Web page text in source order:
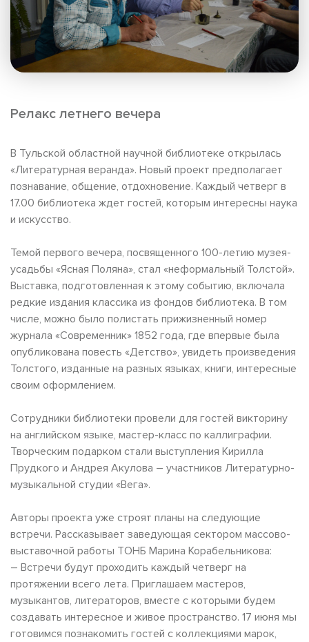
Релакс летнего вечера
В Тульской областной научной библиотеке открылась
«Литературная веранда». Новый проект предполагает
познавание, общение, отдохновение. Каждый четверг в
17.00 библиотека ждет гостей, которым интересны наука
и искусство.
Темой первого вечера, посвященного 100-летию музея-
усадьбы «Ясная Поляна», стал «неформальный Толстой».
Выставка, подготовленная к этому событию, включала
редкие издания классика из фондов библиотека. В том
числе, можно было полистать прижизненный номер
журнала «Современник» 1852 года, где впервые была
опубликована повесть «Детство», увидеть произведения
Толстого, изданные на разных языках, книги, интересные
своим оформлением.
Сотрудники библиотеки провели для гостей викторину
на английском языке, мастер-класс по каллиграфии.
Творческим подарком стали выступления Кирилла
Прудкого и Андрея Акулова – участников Литературно-
музыкальной студии «Вега».
Авторы проекта уже строят планы на следующие
встречи. Рассказывает заведующая сектором массово-
выставочной работы ТОНБ Марина Корабельникова:
– Встречи будут проходить каждый четверг на
протяжении всего лета. Приглашаем мастеров,
музыкантов, литераторов, вместе с которыми будем
создавать интересное и живое пространство. 17 июня мы
готовимся познакомить гостей с коллекциями марок,